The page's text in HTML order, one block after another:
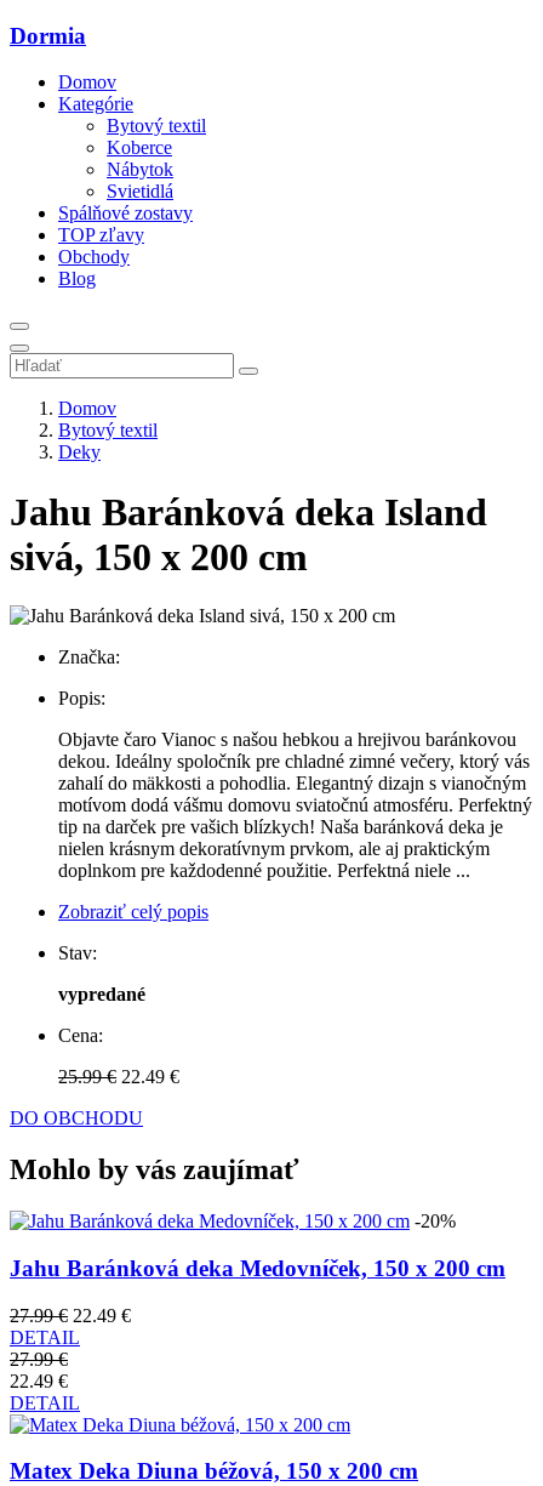
Dormia
Domov
Kategórie
Bytový textil
Koberce
Nábytok
Svietidlá
Spálňové zostavy
TOP zľavy
Obchody
Blog
Domov
Bytový textil
Deky
Jahu Baránková deka Island
sivá, 150 x 200 cm
Značka:
Popis:
Objavte čaro Vianoc s našou hebkou a hrejivou baránkovou
dekou. Ideálny spoločník pre chladné zimné večery, ktorý vás
zahalí do mäkkosti a pohodlia. Elegantný dizajn s vianočným
motívom dodá vášmu domovu sviatočnú atmosféru. Perfektný
tip na darček pre vašich blízkych! Naša baránková deka je
nielen krásnym dekoratívnym prvkom, ale aj praktickým
doplnkom pre každodenné použitie. Perfektná niele ...
Zobraziť celý popis
Stav:
vypredané
Cena:
25.99 € 22.49 €
DO OBCHODU
Mohlo by vás zaujímať
-20%
Jahu Baránková deka Medovníček, 150 x 200 cm
27.99 € 22.49 €
DETAIL
27.99 €
22.49 €
DETAIL
Matex Deka Diuna béžová, 150 x 200 cm